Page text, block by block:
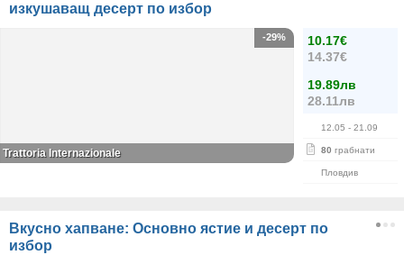
изкушаващ десерт по избор
10.17€
14.37€
19.89лв
28.11лв
12.05 - 21.09
80 грабнати
Пловдив
-29%
Trattoria Internazionale
Вкусно хапване: Основно ястие и десерт по
избор